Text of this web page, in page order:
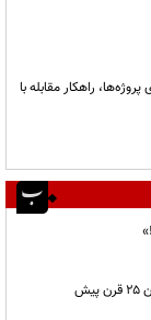
راهکار مقابله با